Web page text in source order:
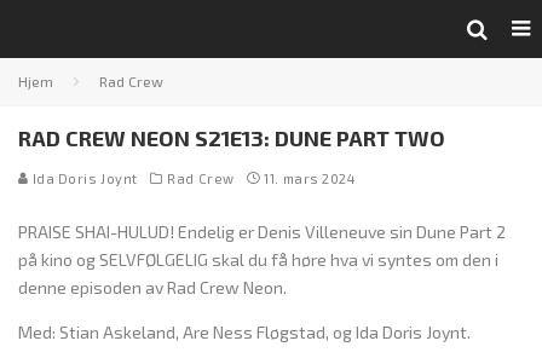
Hjem Rad Crew
RAD CREW NEON S21E13: DUNE PART TWO
Ida Doris Joynt Rad Crew 11. mars 2024
PRAISE SHAI-HULUD! Endelig er Denis Villeneuve sin Dune Part 2
på kino og SELVFØLGELIG skal du få høre hva vi syntes om den i
denne episoden av Rad Crew Neon.
Med: Stian Askeland, Are Ness Fløgstad, og Ida Doris Joynt.